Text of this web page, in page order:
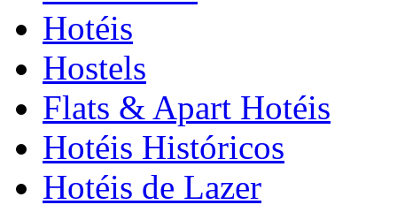
Hotéis
Hostels
Flats & Apart Hotéis
Hotéis Históricos
Hotéis de Lazer